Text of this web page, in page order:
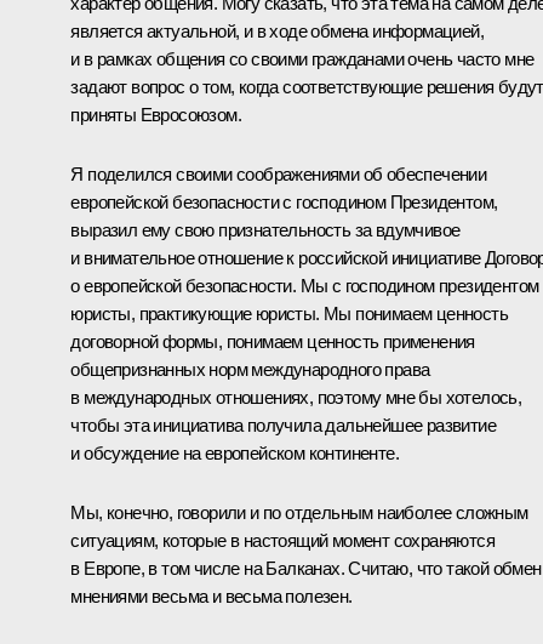
является актуальной, и в ходе обмена информацией,
и в рамках общения со своими гражданами очень часто мне
задают вопрос о том, когда соответствующие решения будут
приняты Евросоюзом.
Я поделился своими соображениями об обеспечении
европейской безопасности с господином Президентом,
выразил ему свою признательность за вдумчивое
и внимательное отношение к российской инициативе
о европейской безопасности. Мы с господином президентом
юристы, практикующие юристы. Мы понимаем ценность
договорной формы, понимаем ценность применения
общепризнанных норм международного права
в международных отношениях, поэтому мне бы хотелось,
чтобы эта инициатива получила дальнейшее развитие
и обсуждение на европейском континенте.
Мы, конечно, говорили и по отдельным наиболее сложным
ситуациям, которые в настоящий момент сохраняются
в Европе, в том числе на Балканах. Считаю, что такой обмен
мнениями весьма и весьма полезен.